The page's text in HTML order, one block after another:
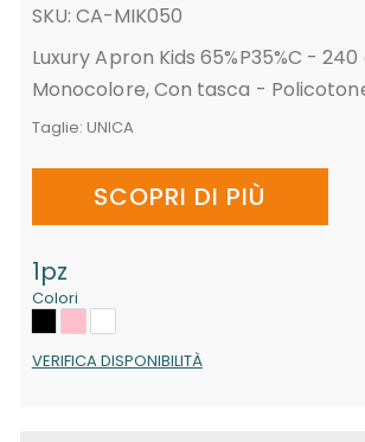
SKU: CA-MIK050
Luxury Apron Kids 65%P35%C -
Monocolore, Con tasca -
Taglie: UNICA
SCOPRI DI PIÙ
1pz
Colori
VERIFICA DISPONIBILITÀ